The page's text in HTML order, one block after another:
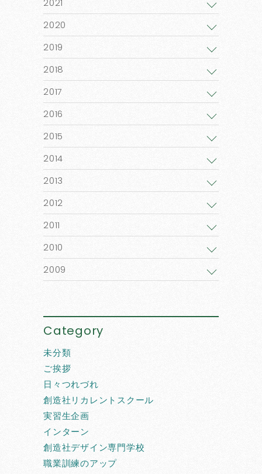
2021
2020
2019
2018
2017
2016
2015
2014
2013
2012
2011
2010
2009
Category
未分類
ご挨拶
日々つれづれ
創造社リカレントスクール
実習生企画
インターン
創造社デザイン専門学校
職業訓練のアップ